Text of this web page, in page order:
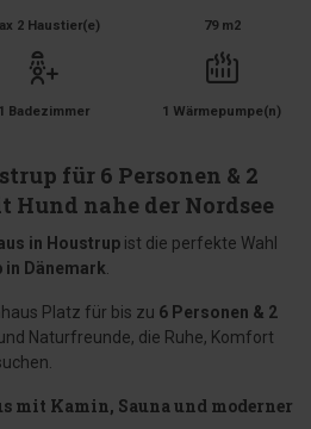
2 Haustier(e) 79 m2
1 Badezimmer 1 Wärmepumpe(n)
für 6 Personen & 2
Hund nahe der Nordsee
in Houstrup ist die perfekte Wahl
in Dänemark
Platz für bis zu 6 Personen & 2
Naturfreunde, die Ruhe, Komfort
mit Kamin, Sauna und moderner